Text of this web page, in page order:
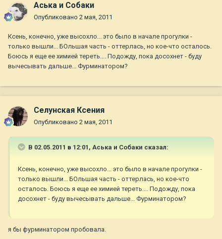
Аська и Собаки
Опубликовано 2 мая, 2011
Ксень, конечно, уже высохло... это было в начале прогулки -
только вышли... БОльшая часть - оттерлась, но кое-что осталось.
Боюсь я еще ее химией тереть.... Подожду, пока досохнет - буду
вычесывать дальше... Фурминатором?
Селунская Ксения
Опубликовано 2 мая, 2011
В 02.05.2011 в 12:01, Аська и Собаки сказал:
Ксень, конечно, уже высохло... это было в начале прогулки -
только вышли... БОльшая часть - оттерлась, но кое-что
осталось. Боюсь я еще ее химией тереть.... Подожду, пока
досохнет - буду вычесывать дальше... Фурминатором?
я бы фурминатором пробовала.